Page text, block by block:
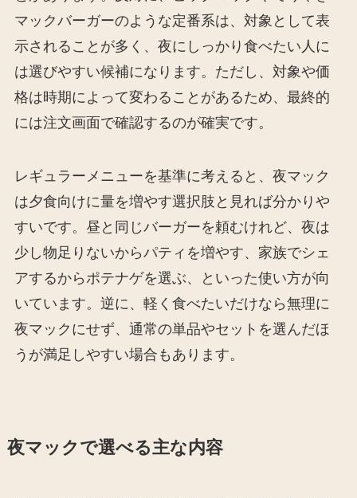
マックバーガーのような定番系は、対象として表
示されることが多く、夜にしっかり食べたい人に
は選びやすい候補になります。ただし、対象や価
格は時期によって変わることがあるため、最終的
には注文画面で確認するのが確実です。
レギュラーメニューを基準に考えると、夜マック
は夕食向けに量を増やす選択肢と見れば分かりや
すいです。昼と同じバーガーを頼むけれど、夜は
少し物足りないからパティを増やす、家族でシェ
アするからポテナゲを選ぶ、といった使い方が向
いています。逆に、軽く食べたいだけなら無理に
夜マックにせず、通常の単品やセットを選んだほ
うが満足しやすい場合もあります。
夜マックで選べる主な内容